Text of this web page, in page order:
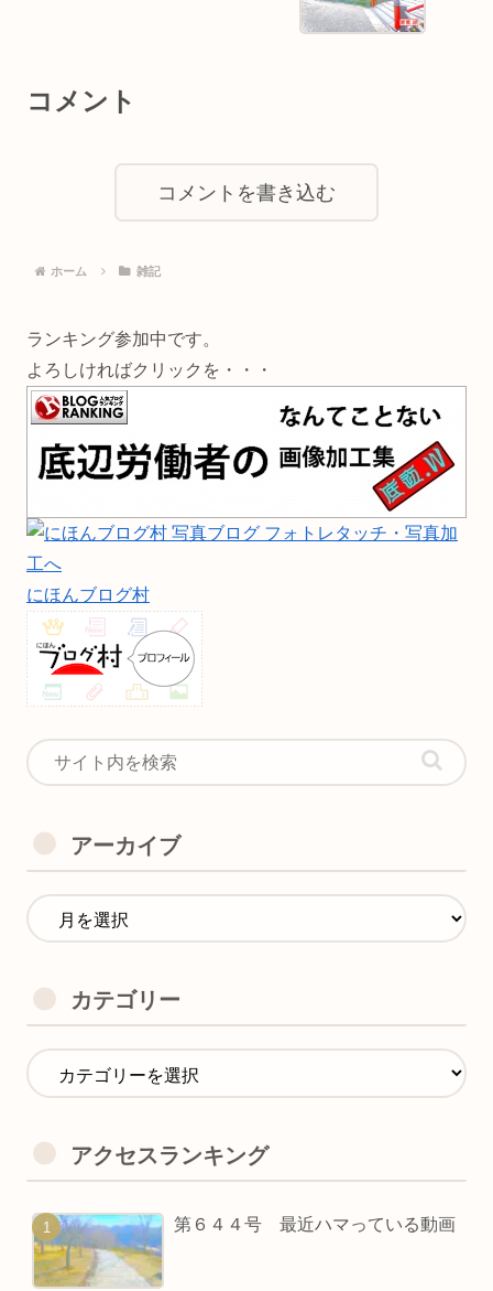
コメント
コメントを書き込む
ホーム 雑記
ランキング参加中です。
よろしければクリックを・・・
にほんブログ村
アーカイブ
カテゴリー
アクセスランキング
第６４４号 最近ハマっている動画